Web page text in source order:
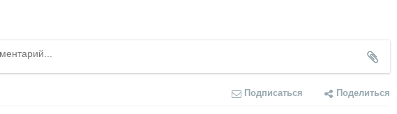
Подписаться Поделиться